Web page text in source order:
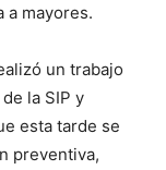
a mayores.
un trabajo
la SIP y
esta tarde se
preventiva,